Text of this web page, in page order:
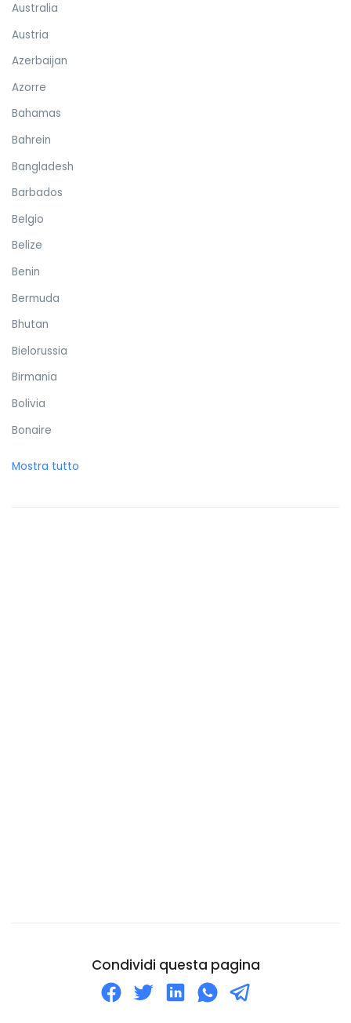
Australia
Austria
Azerbaijan
Azorre
Bahamas
Bahrein
Bangladesh
Barbados
Belgio
Belize
Benin
Bermuda
Bhutan
Bielorussia
Birmania
Bolivia
Bonaire
Brasile
Mostra tutto
Condividi questa pagina